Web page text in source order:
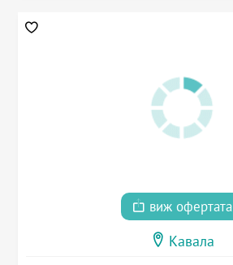
виж офертата
Кавала